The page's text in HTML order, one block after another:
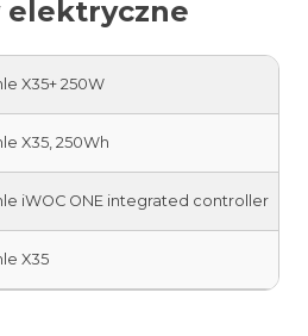
elektryczne
X35+ 250W
X35, 250Wh
iWOC ONE integrated controller
X35